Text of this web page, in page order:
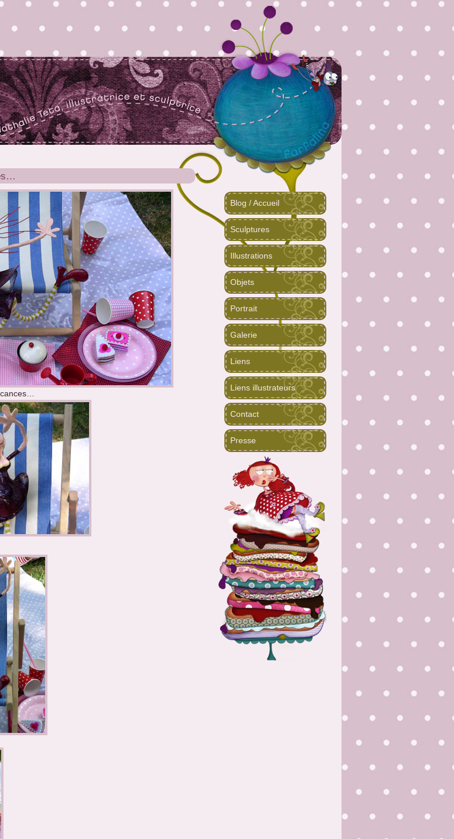
Blog / Accueil
Sculptures
Illustrations
Objets
Portrait
Galerie
Liens
Liens illustrateurs
Contact
Presse